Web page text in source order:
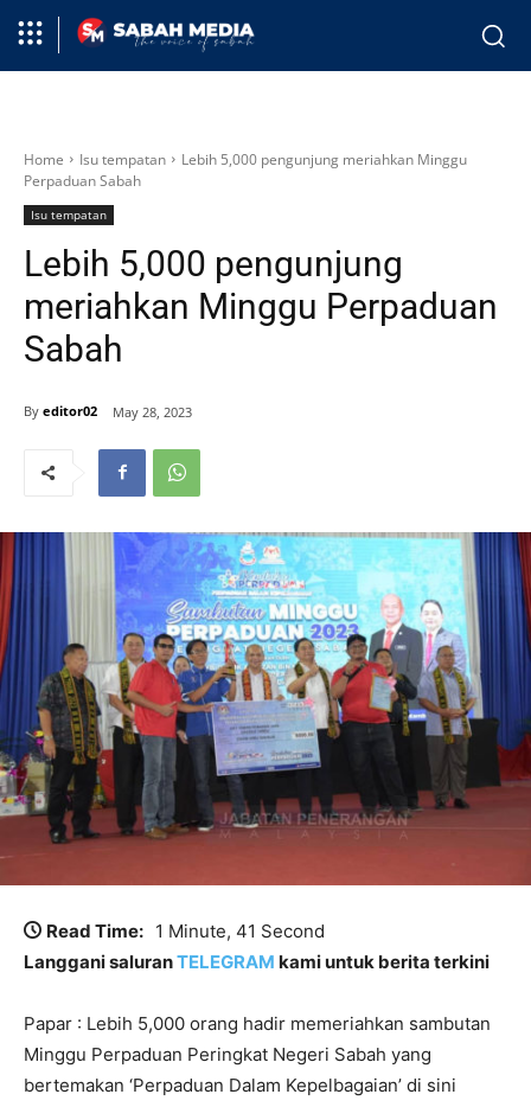
Home Isu tempatan
Lebih 5,000 pengunjung meriahkan Minggu
Perpaduan Sabah
Isu tempatan
Lebih 5,000 pengunjung
meriahkan Minggu Perpaduan
Sabah
By editor02 May 28, 2023
Read Time: 1 Minute, 41 Second
Langgani saluranTELEGRAM kami untuk berita terkini
Papar : Lebih 5,000 orang hadir memeriahkan sambutan
Minggu Perpaduan Peringkat Negeri Sabah yang
bertemakan ‘Perpaduan Dalam Kepelbagaian’ di sini